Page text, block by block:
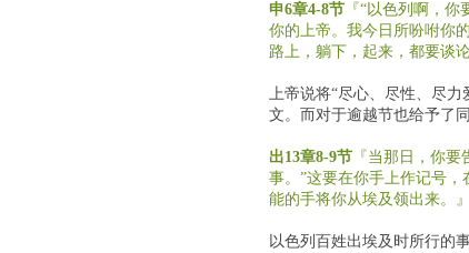
申6章4-8节 『“以色列啊，
你的上帝。我今日所吩咐你
路上，躺下，起来，都要谈
上帝说将“尽心、尽性、尽
文。而对于逾越节也给予了
出13章8-9节 『当那日，你
事。”这要在你手上作记号
能的手将你从埃及领出来。』
以色列百姓出埃及时所行的